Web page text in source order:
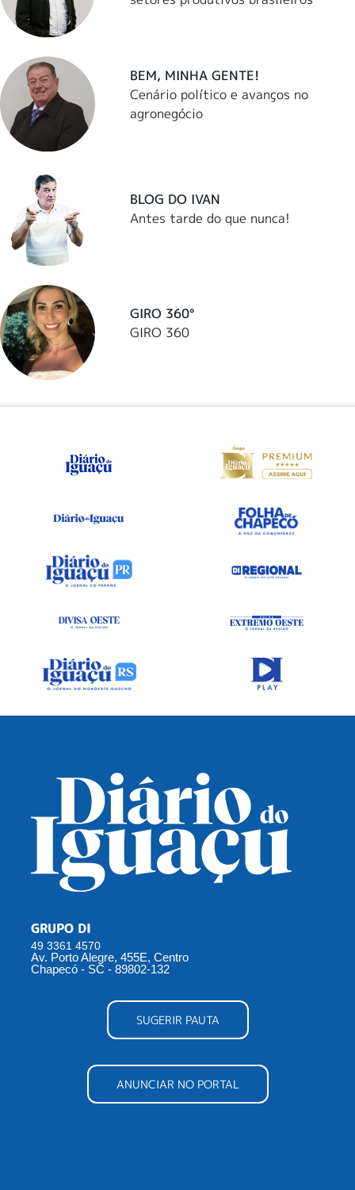
BEM, MINHA GENTE!
Cenário político e avanços no
agronegócio
BLOG DO IVAN
Antes tarde do que nunca!
GIRO 360°
GIRO 360
GRUPO DI
49 3361 4570
Av. Porto Alegre, 455E, Centro
Chapecó - SC - 89802-132
SUGERIR PAUTA
ANUNCIAR NO PORTAL